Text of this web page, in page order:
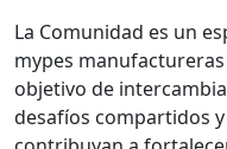
La Comunidad es un
mypes
objetivo de
desafíos compartidos